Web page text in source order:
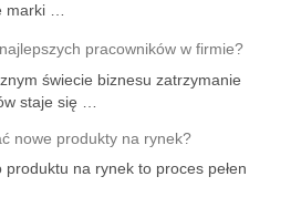
marki …
pracowników w firmie?
świecie biznesu zatrzymanie
staje się …
nowe produkty na rynek?
na rynek to proces pełen